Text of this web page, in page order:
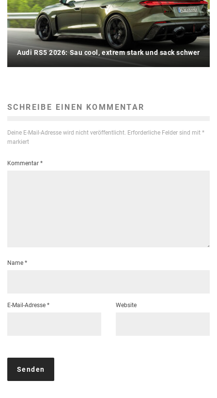
Audi RS5 2026: Sau cool, extrem stark und sack schwer
SCHREIBE EINEN KOMMENTAR
Deine E-Mail-Adresse wird nicht veröffentlicht. Erforderliche Felder sind mit *
markiert
Kommentar *
Name *
E-Mail-Adresse * Website